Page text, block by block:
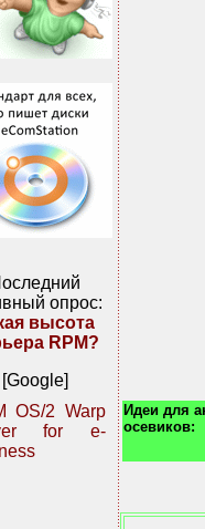
опрос:
высота
RPM?
[Google]
OS/2 Warp
for e-
Идеи для
осевиков: